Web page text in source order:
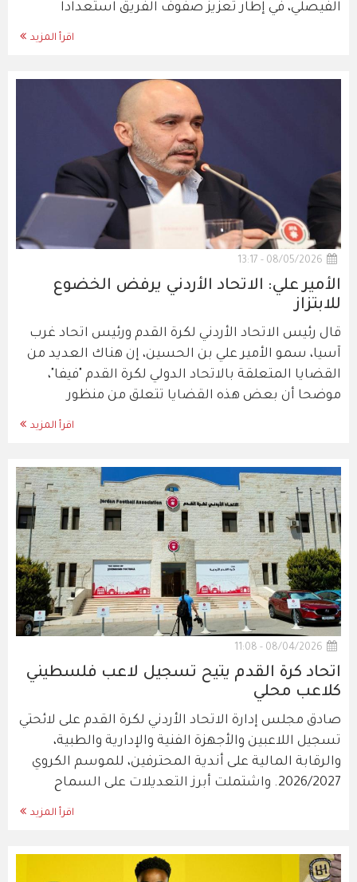
الفيصلي، في إطار تعزيز صفوف الفريق استعدادا
اقرأ المزيد
08/05/2026 - 13:17
الأمير علي: الاتحاد الأردني يرفض الخضوع
للابتزاز
قال رئيس الاتحاد الأردني لكرة القدم ورئيس اتحاد غرب
آسيا، سمو الأمير علي بن الحسين، إن هناك العديد من
القضايا المتعلقة بالاتحاد الدولي لكرة القدم "فيفا"،
موضحا أن بعض هذه القضايا تتعلق من منظور
اقرأ المزيد
08/04/2026 - 11:08
اتحاد كرة القدم يتيح تسجيل لاعب فلسطيني
كلاعب محلي
صادق مجلس إدارة الاتحاد الأردني لكرة القدم على لائحتي
تسجيل اللاعبين والأجهزة الفنية والإدارية والطبية،
والرقابة المالية على أندية المحترفين، للموسم الكروي
2026/2027. واشتملت أبرز التعديلات على السماح
اقرأ المزيد